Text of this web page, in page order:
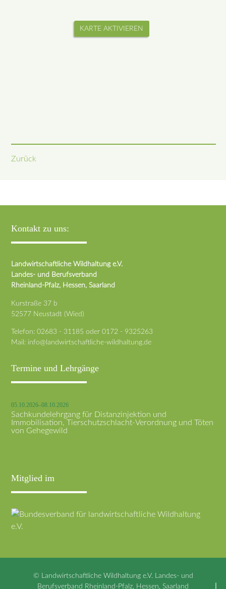
KARTE AKTIVIEREN
Zurück
Kontakt zu uns:
Landwirtschaftliche Wildhaltung e.V.
Landes- und Berufsverband
Rheinland-Pfalz, Hessen, Saarland
Kurstraße 37 b
52577 Neustadt (Wied)
Telefon:02683 - 31185 oder0172 - 9325263
Mail: info@landwirtschaftliche-wildhaltung.de
Termine und Lehrgänge
05.10.2026–08.10.2026
Sachkundelehrgang für Distanzinjektion und
Immobilisation, Tierschutzschlacht-Verordnung und Töten
von Gehegewild
Mitglied im
© Landwirtschaftliche Wildhaltung e.V. Landes- und
Berufsverband Rheinland-Pfalz, Hessen, Saarland